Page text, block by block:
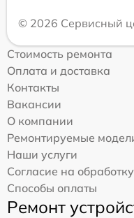
© 2026 Сервисный
Стоимость ремонта
Оплата и доставка
Контакты
Вакансии
О компании
Ремонтируемые
Наши услуги
Согласие на
Способы оплаты
Ремонт